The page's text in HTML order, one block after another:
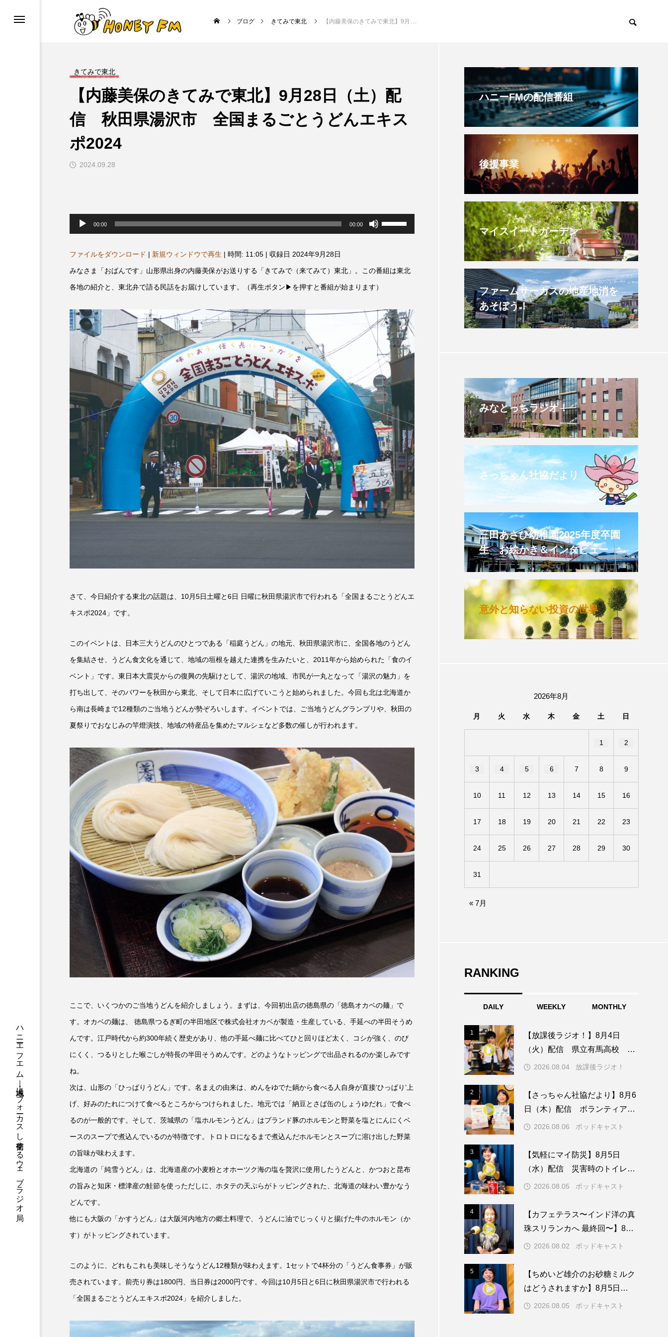
ハニーエフエム｜地域・人にフォーカスし発信するウェブラジオ局
も美術館』」 5名様
JAZZ BAR COZY
リバーサイド4部作を特集しまし
た！2024.03.07
MY SWEET GARDEN
【マイスイートガーデン】7月14
意識しています 三田グリーンネ
ットの山本さん
2026.07.14
校区すみからすみまで
【校区すみからすみまで】3月16
日（土）三田市立 高平小学校
放課後ラジオ！
【放課後ラジオ！】8
配信 県立有馬高校
学校農業クラブ連盟大
2026.08.04
 
TAG LIST
10周年記念 12月号 1975年のケルン・コンサート 1年生 2025年
2025年度 2026 2026年 2026年度 20周年 2学期 3年生 4年生 6年生
77 7月 accototo BAD GENIUS BL出版 CONCLAVE CROSSING 心の交差点
DEPARTURES FACES PLACES globe HAMNET HERE 時を越えて
IT’S OKAY！ J-POP JAZZ KADOKAWA KDDI LATE SHIFT
MOCOコレクション オムニバス
SAKDAC HARMO
SDGs・タイプスマート農業推進プロジェクト関西学院AgriNOVA
SIKIガーデン Autumn Season SPOTTED PRODUCTIONS/TWIN
youtube
Yukoの子連れハワイ旅珍道中 ⻑尾謙杜 「THE オリバーな犬、（Gosh!!）このヤロウMOVIE」
あかしあ台小学校 あじさいコンサート あっぷっぷのぷ～ あなたが眠る間
あめぽったん いばら姫 おいしいおのまとぺ おいしいぱんぱんでんしゃ おいしい絵本 おしえて絵本
おでかけ情報 おばあちゃんと僕の約束 おもいおいも かしこいエルゼ
かしこいグレーテル かもめ食堂 がんを知り、がんを考える きてみで東北
くまぐみ くるまのなかには？ けやき台中学校 けやき台小学校 こうべさんだ伝統文化体験フェスタ
こうべさんだ伝統文化体験フェスタ2026 こうべさんだ能・狂言・講談子ども教室 こぐまのいばしょ
こだわり城紀行 こども学芸員とつくる『夏のこども美術館』 こばえちゃ東北 こーろ・るみえーる
さっちゃん社協だより すずかけ台 すずかけ台小学校 すずきまみ そんなにみないでくださいな
ちめいど雄介のお砂糖ミルクはどうされますか つつじが丘小学校 つながりCafe‐Nanana no Moe
つなごーごー てっぺんの向こうにあなたがいる とくとくトーク とっておきシネマ
にげてさがして はたらくおやさい バナナもいるよ！ ばらぐみ
ひろかわさえこ ぴぽん ふくし情報 ふじ幼稚園 ふたりの魔女 ふつうの子ども
みるくっくキッズクラブ逆瀬川 みるくっ子通信 みるくのえほん みるく・ひまわり園
もっと知りたい認知症のこと もんがきとしこの知りたい、聞きたい、伝えたい
わたしらしく心豊かに過ごすためのふくし情報！ わたなべあや わらべうたベビーマッサージ
アニバーサリースクラップブッキング
アニメーション映画 アプレンティス アメリカ アメリカ・イギリス製作 アメリカ映画 アメリカ製作
アン・ハサウェイ
アーカイブ アート イエス・キリスト イギリス イギリス映画 イタリア
ウィキッド
ウィキッド 永遠の約束
エミリー・ワトソン
エリーザ・シュロット エル・ファニング エレノアってグレイト。 エンターテインメント オダギリジョー
オダギリ・ジョー オム・ハヌル カフェテラス
カラーモンスター カンヌ国際映画祭 カーテンコールの灯 ガーデニングラジオ
ブログ きてみで東北 【内藤美保のきてみで東北】9月28日（土）配信 秋田県湯沢市 全国まるごとうどんエキスポ2024
きてみで東北
【内藤美保のきてみで東北】9月28日（土）配
信 秋田県湯沢市 全国まるごとうどんエキス
ポ2024
2024.09.28
ヤ
ー
00:00 00:00
リ
節
下
矢
印
キ
を
っ
て
く
だ
さ
い。
ファイルをダウンロード | 新規ウィンドウで再生 | 時間: 11:05 | 収録日 2024年9月28日
みなさま「おばんです」山形県出身の内藤美保がお送りする「きてみで（来てみて）東北」。この番組は東北
各地の紹介と、東北弁で語る民話をお届けしています。（再生ボタン▶を押すと番組が始まります）
さて、今日紹介する東北の話題は、10月5日土曜と6日 日曜に秋田県湯沢市で行われる「全国まるごとうどんエ
キスポ2024」です。
このイベントは、日本三大うどんのひとつである「稲庭うどん」の地元、秋田県湯沢市に、全国各地のうどん
を集結させ、うどん食文化を通じて、地域の垣根を越えた連携を生みたいと、2011年から始められた「食のイ
ベント」です。東日本大震災からの復興の先駆けとして、湯沢の地域、市民が一丸となって「湯沢の魅力」を
打ち出して、そのパワーを秋田から東北、そして日本に広げていこうと始められました。今回も北は北海道か
ら南は長崎まで12種類のご当地うどんが勢ぞろいします。イベントでは、ご当地うどんグランプリや、秋田の
夏祭りでおなじみの竿燈演技、地域の特産品を集めたマルシェなど多数の催しが行われます。
ここで、いくつかのご当地うどんを紹介しましょう。まずは、今回初出店の徳島県の「徳島オカベの麺」で
す。オカベの麺は、 徳島県つるぎ町の半田地区で株式会社オカベが製造・生産している、手延べの半田そうめ
んです。江戸時代から約300年続く歴史があり、他の手延べ麺に比べてひと回りほど太く、コシが強く、のび
にくく、つるりとした喉ごしが特長の半田そうめんです。どのようなトッピングで出品されるのか楽しみです
ね。
次は、山形の「ひっぱりうどん」です。名まえの由来は、めんをゆでた鍋から食べる人自身が直接‘ひっぱり’上
げ、好みのたれにつけて食べるところからつけられました。地元では「納豆とさば缶のしょうゆだれ」で食べ
るのが一般的です。そして、茨城県の「塩ホルモンうどん」はブランド豚のホルモンと野菜を塩とにんにくベ
ースのスープで煮込んでいるのが特徴です。トロトロになるまで煮込んだホルモンとスープに溶け出した野菜
の旨味が味わえます。
北海道の「純雪うどん」は、北海道産の小麦粉とオホーツク海の塩を贅沢に使用したうどんと、かつおと昆布
の旨みと知床・標津産の鮭節を使っただしに、ホタテの天ぷらがトッピングされた、北海道の味わい豊かなう
どんです。
他にも大阪の「かすうどん」は大阪河内地方の郷土料理で、うどんに油でじっくりと揚げた牛のホルモン（か
す）がトッピングされています。
このように、どれもこれも美味しそうなうどん12種類が味わえます。1セットで4杯分の「うどん食事券」が販
売されています。前売り券は1800円、当日券は2000円です。今回は10月5日と6日に秋田県湯沢市で行われる
「全国まるごとうどんエキスポ2024」を紹介しました。
ハニーFMの配信番組
後援事業
マイスイートガーデン
ファームサーカスの地産地消を
あそぼう！
みなとっちラジオ！
さっちゃん社協だより
三田あさひ幼稚園2025年度卒園
生 お絵かき＆インタビュー
意外と知らない投資の世界
2026年8月
月 火 水 木 金 土 日
1 2
3 4 5 6 7 8 9
10 11 12 13 14 15 16
17 18 19 20 21 22 23
24 25 26 27 28 29 30
31
« 7月
RANKING
DAILY WEEKLY MONTHLY
1
【放課後ラジオ！】8月4日
（火）配信 県立有馬高校 第
74回兵庫学校農業クラブ連盟大
2026.08.04 放課後ラジオ！
2
【さっちゃん社協だより】8月6
日（木）配信 ボランティア活
動センターを紹介します
2026.08.06 ポッドキャスト
3
【気軽にマイ防災】8月5日
（水）配信 災害時のトイレに
ついて
2026.08.05 ポッドキャスト
4
【カフェテラス〜インド洋の真
珠スリランカへ 最終回〜】8月2
日（日）配信 いよいよ友人宅
2026.08.02 ポッドキャスト
5
【ちめいど雄介のお砂糖ミルク
はどうされますか】8月5日
（水）配信 島根県の隠岐島で
2026.08.05 ポッドキャスト